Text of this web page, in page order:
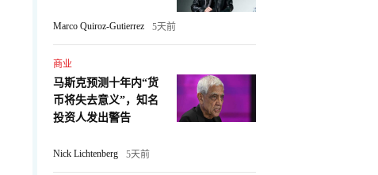
Marco Quiroz-Gutierrez 5天前
商业
马斯克预测十年内“货
币将失去意义”，知名
投资人发出警告
Nick Lichtenberg 5天前